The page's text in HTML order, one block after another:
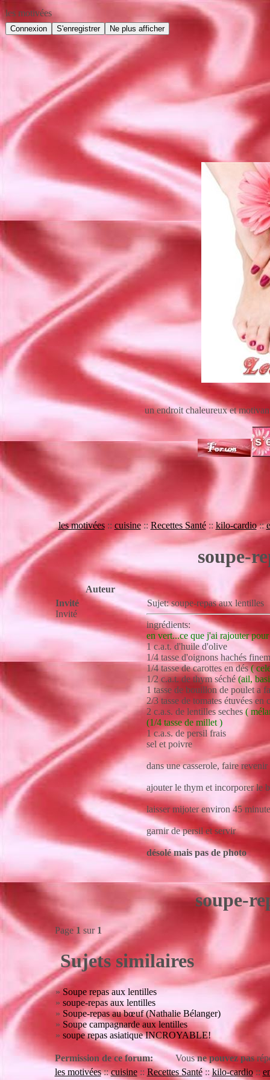
les motivées
un endroit chaleureux et
les motivées:: cuisine::Recettes Santé::kilo-cardio::
soupe-
Auteur
Invité
Invité
Sujet: soupe-repas aux
ingrédients:
en vert...ce que j'ai rajouter
1 c.a.t. d'huile d'olive
1/4 tasse d'oignons hachés
1/4 tasse de carottes en dés(
1/2 c.a.t. de thym séché (ail,
1 tasse de bouillon de poulet a
2/3 tasse de tomates étuvées en
2 c.a.s. de lentilles seches (
(1/4 tasse de millet )
1 c.a.s. de persil frais
sel et poivre
dans une casserole, faire
ajouter le thym et incorporer le
laisser mijoter environ 45
garnir de persil et servir
désolé mais pas de photo
soupe-
Page 1 sur 1
Sujets similaires
» Soupe repas aux lentilles
» soupe-repas aux lentilles
» Soupe-repas au bœuf (Nathalie Bélanger)
» Soupe campagnarde aux lentilles
» soupe repas asiatique INCROYABLE!
Permission de ce forum: Vousne pouvez pas
les motivées::cuisine:: Recettes Santé::kilo-cardio::